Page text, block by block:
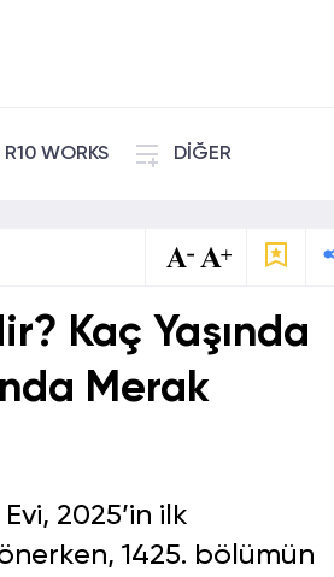
R10 WORKS DİĞER
Kaç Yaşında
Merak
2025’in ilk
1425. bölümün